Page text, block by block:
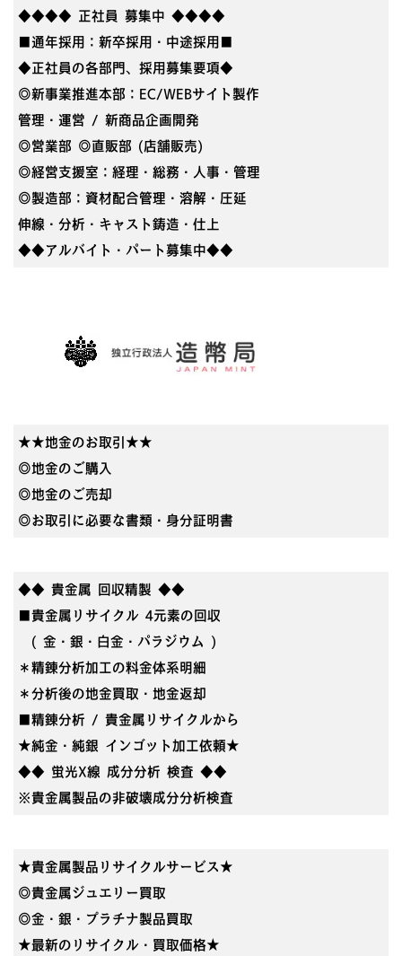
◆◆◆◆ 正社員 募集中 ◆◆◆◆
■通年採用：新卒採用・中途採用■
◆正社員の各部門、採用募集要項◆
◎新事業推進本部：EC/WEBサイト製作
管理・運営 / 新商品企画開発
◎営業部 ◎直販部 (店舗販売)
◎経営支援室：経理・総務・人事・管理
◎製造部：資材配合管理・溶解・圧延
伸線・分析・キャスト鋳造・仕上
◆◆アルバイト・パート募集中◆◆
★★地金のお取引★★
◎地金のご購入
◎地金のご売却
◎お取引に必要な書類・身分証明書
◆◆ 貴金属 回収精製 ◆◆
■貴金属リサイクル 4元素の回収
( 金・銀・白金・パラジウム )
＊精錬分析加工の料金体系明細
＊分析後の地金買取・地金返却
■精錬分析 / 貴金属リサイクルから
★純金・純銀 インゴット加工依頼★
◆◆ 蛍光X線 成分分析 検査 ◆◆
※貴金属製品の非破壊成分分析検査
★貴金属製品リサイクルサービス★
◎貴金属ジュエリー買取
◎金・銀・プラチナ製品買取
★最新のリサイクル・買取価格★